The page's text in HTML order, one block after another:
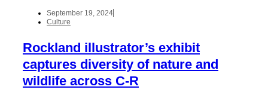
September 19, 2024
Culture
Rockland illustrator’s exhibit
captures diversity of nature and
wildlife across C-R